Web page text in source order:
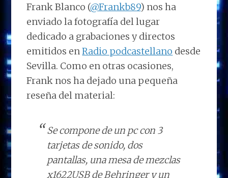
Frank Blanco (@Frankb89) nos ha
enviado la fotografía del lugar
dedicado a grabaciones y directos
emitidos enRadio podcastellano desde
Sevilla. Como en otras ocasiones,
Frank nos ha dejado una pequeña
reseña del material:
Se compone de un pc con 3
tarjetas de sonido, dos
pantallas, una mesa de mezclas
x1622USB de Behringer y un